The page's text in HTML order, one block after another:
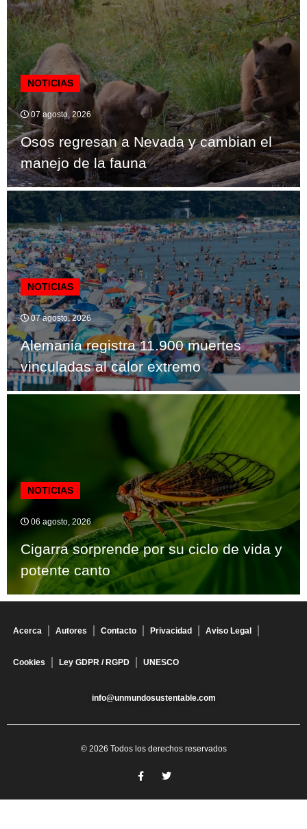
NOTICIAS
07 agosto, 2026
Osos regresan a Nevada y cambian el
manejo de la fauna
NOTICIAS
07 agosto, 2026
Alemania registra 11.900 muertes
vinculadas al calor extremo
NOTICIAS
06 agosto, 2026
Cigarra sorprende por su ciclo de vida y
potente canto
Acerca Autores Contacto Privacidad Aviso Legal
Cookies Ley GDPR / RGPD UNESCO
info@unmundosustentable.com
© 2026 Todos los derechos reservados